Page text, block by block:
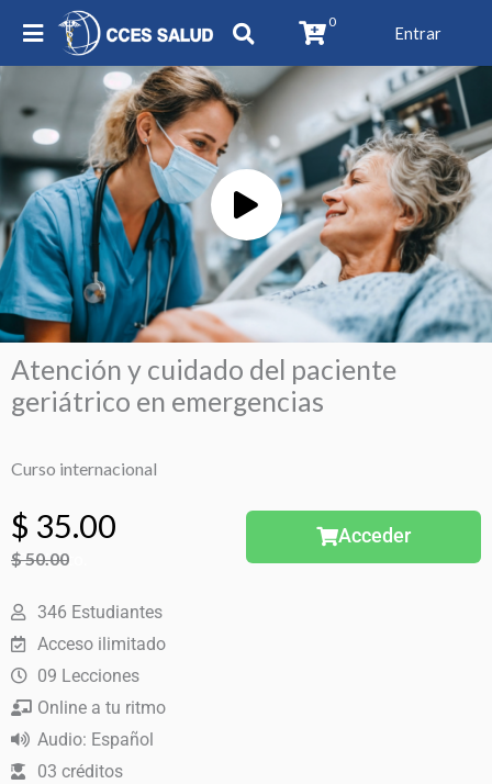
0
Entrar
Play
Video
Atención y cuidado del paciente
geriátrico en emergencias
Curso internacional
El
original
era:
$ 50.00.
$ 35.00
El
actual
es:
$ 35.00.
30% Dto.
$50.00
Acceder
346 Estudiantes
Acceso ilimitado
09 Lecciones
Online a tu ritmo
Audio: Español
03 créditos